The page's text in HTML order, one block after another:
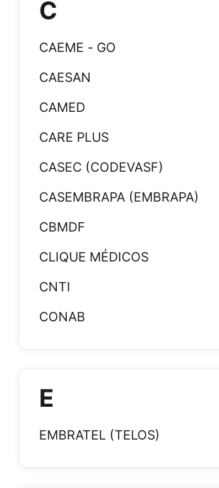
C
CAEME - GO
CAESAN
CAMED
CARE PLUS
CASEC (CODEVASF)
CASEMBRAPA (EMBRAPA)
CBMDF
CLIQUE MÉDICOS
CNTI
CONAB
E
EMBRATEL (TELOS)